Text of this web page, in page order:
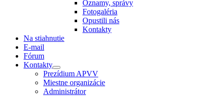
Oznamy, správy
Fotogaléria
Opustili nás
Kontakty
Na stiahnutie
E-mail
Fórum
Kontakty
Prezídium APVV
Miestne organizácie
Administrátor